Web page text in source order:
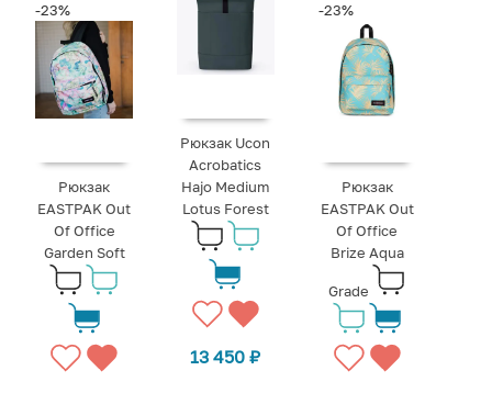
-23%
Рюкзак
EASTPAK Out
Of Office
Garden Soft
Рюкзак Ucon
Acrobatics
Hajo Medium
Lotus Forest
13 450₽
-23%
Рюкзак
EASTPAK Out
Of Office
Brize Aqua
Grade